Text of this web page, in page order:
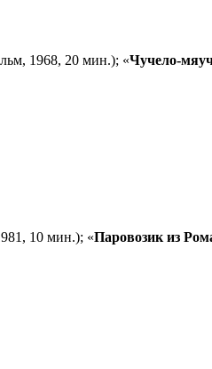
1968, 20 мин.); «Чучело-
10 мин.); «Паровозик из